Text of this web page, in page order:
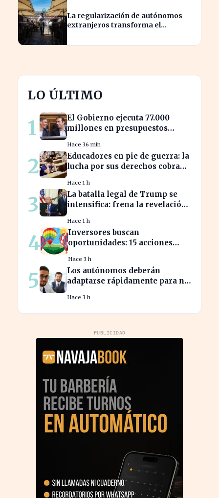
La regularización de autónomos
extranjeros transforma el
LO ÚLTIMO
1
El Gobierno ejecuta 77.000
millones en presupuestos
año 2025
Hace 36 min
2
Educadores en pie de guerra: la
lucha por sus derechos cobra
Hace 1 h
3
La batalla legal de Trump se
intensifica: frena la revelación
Hace 1 h
4
Inversores buscan
oportunidades: 15 acciones
bursátil
Hace 3 h
5
Los autónomos deberán
adaptarse rápidamente para no
nóminas
Hace 3 h
PUBLICIDAD